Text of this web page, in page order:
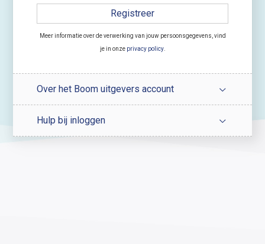
Registreer
Meer informatie over de verwerking van jouw persoonsgegevens, vind
je in onze privacy policy.
Over het Boom uitgevers account
Hulp bij inloggen